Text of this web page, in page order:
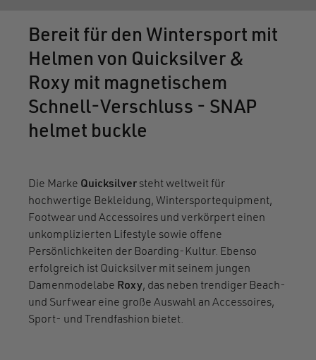
Bereit für den Wintersport mit
Helmen von Quicksilver &
Roxy mit magnetischem
Schnell-Verschluss - SNAP
helmet buckle
Die Marke Quicksilver steht weltweit für
hochwertige Bekleidung, Wintersportequipment,
Footwear und Accessoires und verkörpert einen
unkomplizierten Lifestyle sowie offene
Persönlichkeiten der Boarding-Kultur. Ebenso
erfolgreich ist Quicksilver mit seinem jungen
Damenmodelabe Roxy, das neben trendiger Beach-
und Surfwear eine große Auswahl an Accessoires,
Sport- und Trendfashion bietet.